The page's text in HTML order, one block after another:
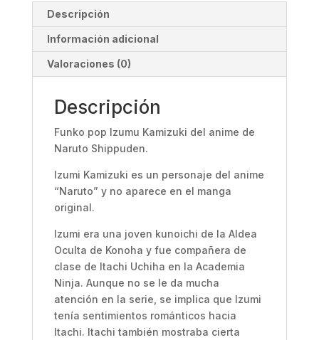
Descripción
Información adicional
Valoraciones (0)
Descripción
Funko pop Izumu Kamizuki del anime de
Naruto Shippuden.
Izumi Kamizuki es un personaje del anime
“Naruto” y no aparece en el manga
original.
Izumi era una joven kunoichi de la Aldea
Oculta de Konoha y fue compañera de
clase de Itachi Uchiha en la Academia
Ninja. Aunque no se le da mucha
atención en la serie, se implica que Izumi
tenía sentimientos románticos hacia
Itachi. Itachi también mostraba cierta